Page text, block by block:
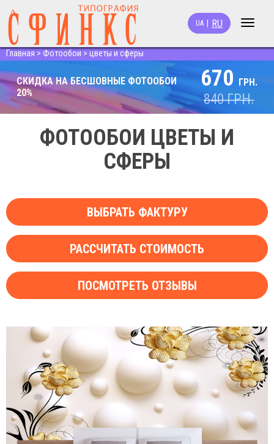
Toggle
UA RU
Главная > Фотообои > цветы и сферы
СКИДКА НА БЕСШОВНЫЕ ФОТООБОИ
20%
670 ГРН.
840ГРН.
ФОТООБОИ ЦВЕТЫ И
СФЕРЫ
ВЫБРАТЬ ФАКТУРУ
РАССЧИТАТЬ СТОИМОСТЬ
ПОСМОТРЕТЬ ОТЗЫВЫ